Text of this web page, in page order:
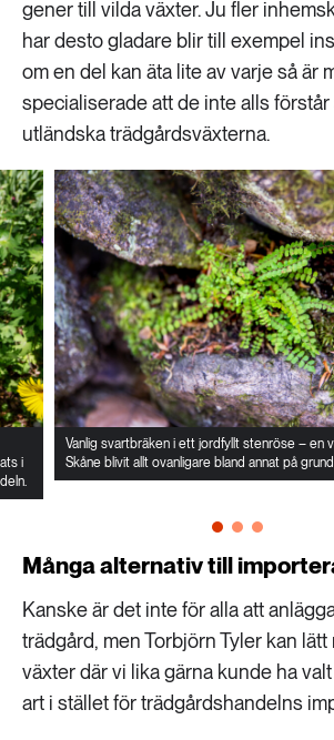
gener till vilda växter. Ju fler
har desto gladare blir till exempel
om en del kan äta lite av varje så är
specialiserade att de inte alls
utländska trädgårdsväxterna.
i
Vanlig svartbräken i ett jordfyllt stenröse – en
Skåne blivit allt ovanligare bland annat på
Många alternativ till
Kanske är det inte för alla att
trädgård, men Torbjörn Tyler kan lätt
växter där vi lika gärna kunde ha
art i stället för trädgårdshandelns